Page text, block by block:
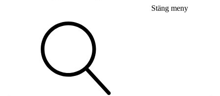
Stäng meny